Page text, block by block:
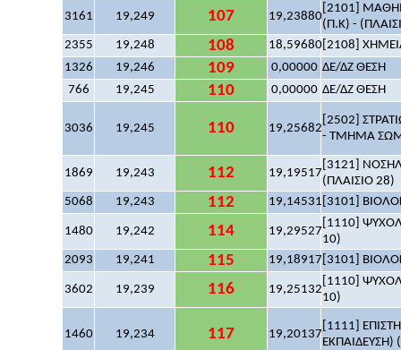
3161 19,249 107 19,23880
[2101]
(Π.Κ) -
2355
19,248 108 18,59680 [2108]
1326
19,246 109 0,00000 ΔΕ/ΔΖ ΘΕΣΗ
766
19,245 110 0,00000 ΔΕ/ΔΖ ΘΕΣΗ
3036 19,245 110 19,25682
[2502]
- ΤΜΗΜΑ
1869 19,243 112 19,19517
[3121]
(ΠΛΑΙΣΙΟ 28)
5068
19,243 112 19,14531 [3101]
1480 19,242 114 19,29527
[1110]
10)
2093
19,241 115 19,18917 [3101]
3602 19,239 116 19,25132
[1110]
10)
1460 19,234 117 19,20137
[1111]
ΕΚΠΑΙΔΕΥΣΗ)